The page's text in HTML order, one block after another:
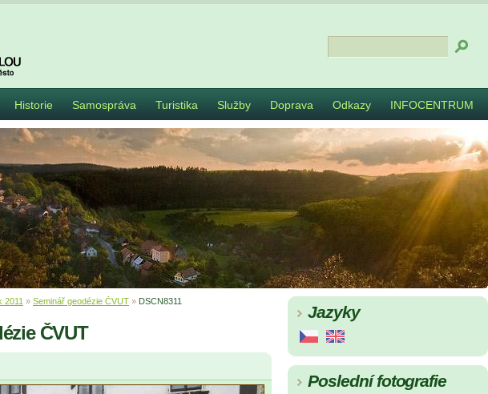
Historie Samospráva Turistika Služby Doprava Odkazy INFOCENTRUM
Jazyky
Poslední fotografie
2011 » Seminář geodézie ČVUT » DSCN8311
ČVUT